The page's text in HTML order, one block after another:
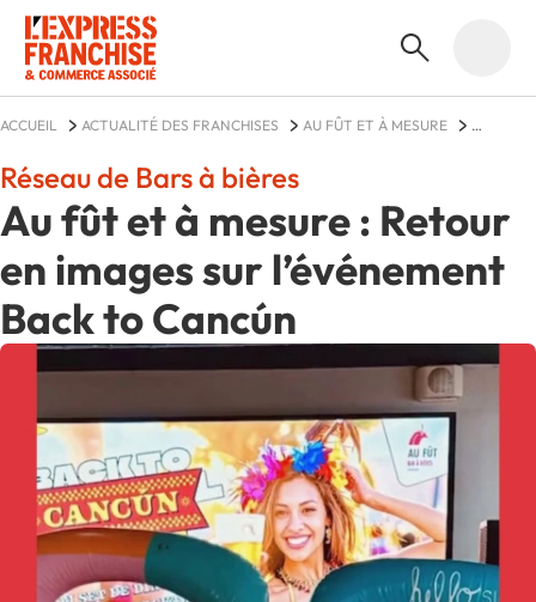
ACCUEIL ACTUALITÉ DES FRANCHISES
AU FÛT ET À MESURE
Au fût et à mesure : Retour
en images sur l’événement
Back to Cancún
Réseau de Bars à bières